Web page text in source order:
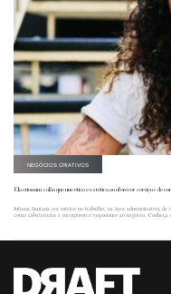
NEGÓCIOS CRIATIVOS
Ela criou um salão que une ética e estética ao oferecer serviços de
Juliana Santana era infeliz no trabalho, na área administrativa de
como cabeleireira e incorporou o veganismo ao negócio. Conheça